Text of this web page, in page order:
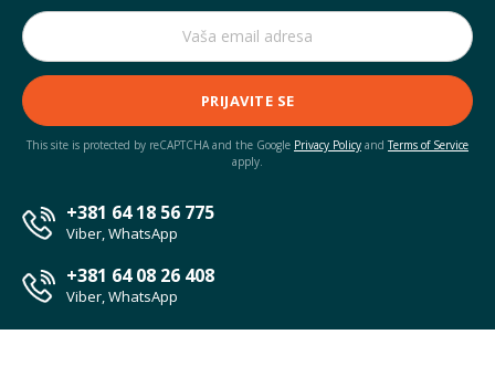
PRIJAVITE SE
This site is protected by reCAPTCHA and the Google Privacy Policy andTerms of Service
apply.
+381 64 18 56 775
Viber, WhatsApp
+381 64 08 26 408
Viber, WhatsApp